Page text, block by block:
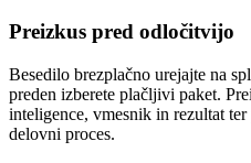
Preizkus pred odločitvijo
Besedilo brezplačno urejajte na
preden izberete plačljivi paket.
inteligence, vmesnik in rezultat
delovni proces.